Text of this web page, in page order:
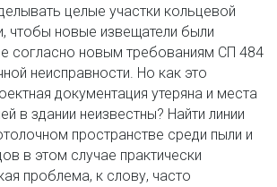
целые участки кольцевой
чтобы новые извещатели были
согласно новым требованиям СП 484
неисправности. Но как это
документация утеряна и места
в здании неизвестны? Найти линии
пространстве среди пыли и
в этом случае практически
проблема, к слову, часто